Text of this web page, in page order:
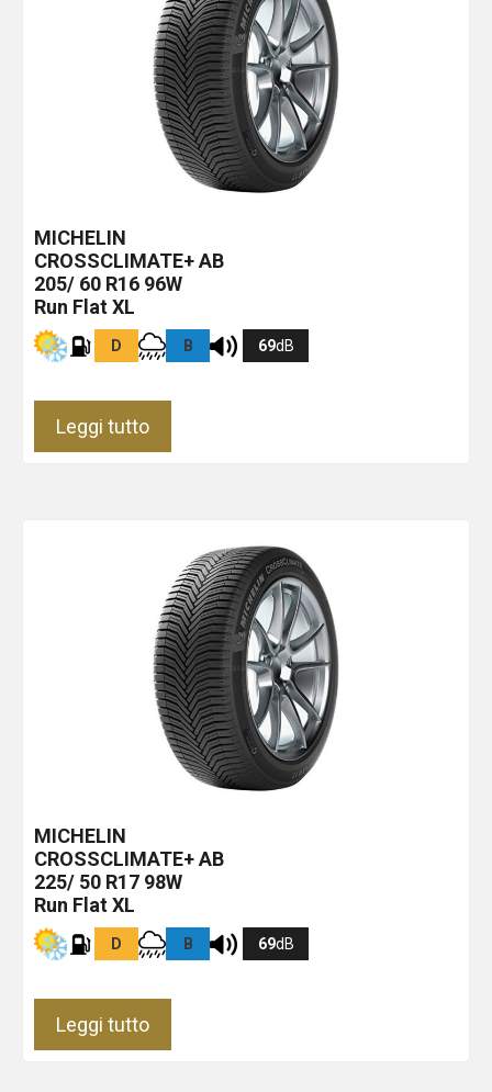
MICHELIN
CROSSCLIMATE+AB
205/ 60 R16 96W
Run Flat XL
D B 69dB
Leggi tutto
MICHELIN
CROSSCLIMATE+AB
225/ 50 R17 98W
Run Flat XL
D B 69dB
Leggi tutto